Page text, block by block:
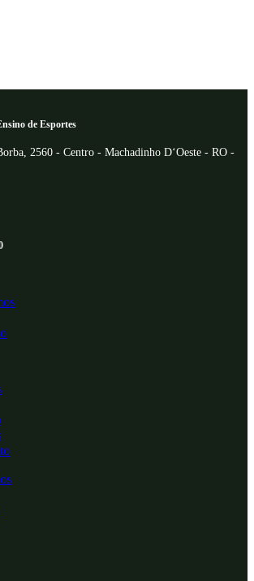
de Esportes
2560 - Centro - Machadinho D‘Oeste - RO -